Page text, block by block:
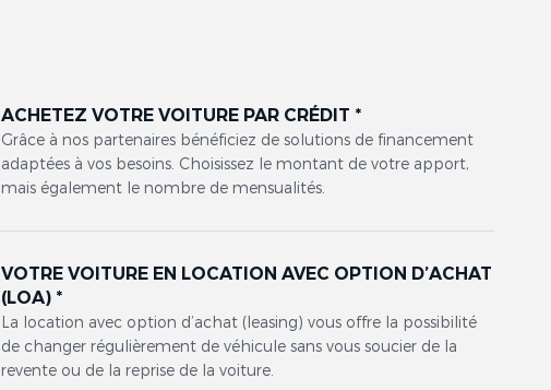
ACHETEZ VOTRE VOITURE PAR CRÉDIT *
Grâce à nos partenaires bénéficiez de solutions de financement
adaptées à vos besoins. Choisissez le montant de votre apport,
mais également le nombre de mensualités.
VOTRE VOITURE EN LOCATION AVEC OPTION D’ACHAT
(LOA) *
La location avec option d’achat (leasing) vous offre la possibilité
de changer régulièrement de véhicule sans vous soucier de la
revente ou de la reprise de la voiture.